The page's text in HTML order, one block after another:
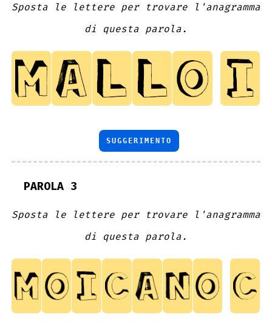
Sposta le lettere per trovare l'anagramma
di questa parola.
SUGGERIMENTO
PAROLA 3
Sposta le lettere per trovare l'anagramma
di questa parola.